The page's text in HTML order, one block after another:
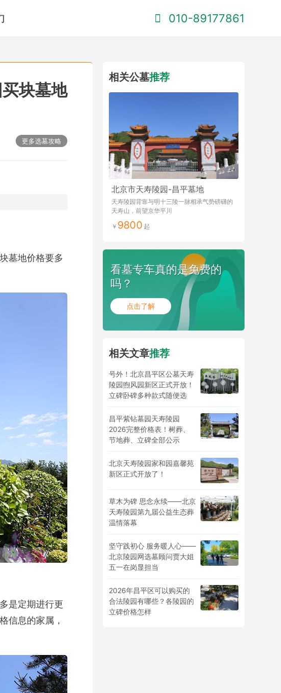
010-89177861
块墓地
更多选墓攻略
墓地价格要多
是定期进行更
信息的家属，
相关公墓推荐
北京市天寿陵园-昌平墓地
天寿陵园背靠与明十三陵一脉相承气势磅礴的
天寿山，前望京华平川
9800
看墓专车真的是免费的
吗？
点击了解
相关文章推荐
号外！北京昌平区公墓天寿
陵园煦风园新区正式开放！
立碑卧碑多种款式随便选
昌平紫钻墓园天寿陵园
2026完整价格表！树葬、
节地葬、立碑全部公示
北京天寿陵园家和园嘉馨苑
新区正式开放了！
草木为碑 思念永续——北京
天寿陵园第九届公益生态葬
温情落幕
坚守践初心 服务暖人心——
北京陵园网选墓顾问贾大姐
五一在岗显担当
2026年昌平区可以购买的
合法陵园有哪些？各陵园的
立碑价格怎样